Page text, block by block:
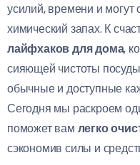
усилий, времени и могут
химический запах. К
лайфхаков для дома,
сияющей чистоты
обычные и доступные
Сегодня мы раскроем
поможет вам легко
сэкономив силы и